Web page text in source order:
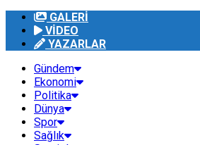
GALERİ
VİDEO
YAZARLAR
Gündem
Ekonomi
Politika
Dünya
Spor
Sağlık